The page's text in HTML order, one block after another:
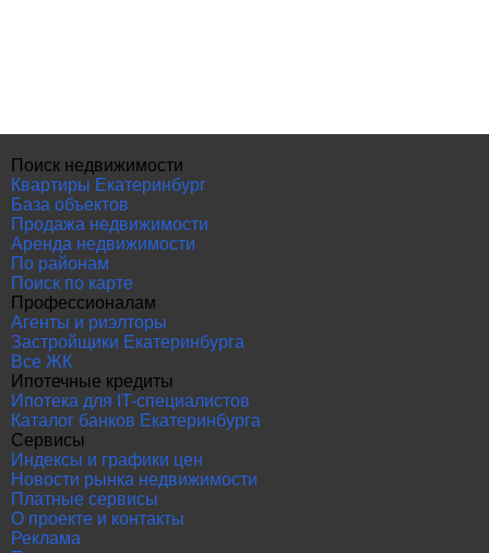
Поиск недвижимости
Квартиры Екатеринбург
База объектов
Продажа недвижимости
Аренда недвижимости
По районам
Поиск по карте
Профессионалам
Агенты и риэлторы
Застройщики Екатеринбурга
Все ЖК
Ипотечные кредиты
Ипотека для IT-специалистов
Каталог банков Екатеринбурга
Сервисы
Индексы и графики цен
Новости рынка недвижимости
Платные сервисы
О проекте и контакты
Реклама